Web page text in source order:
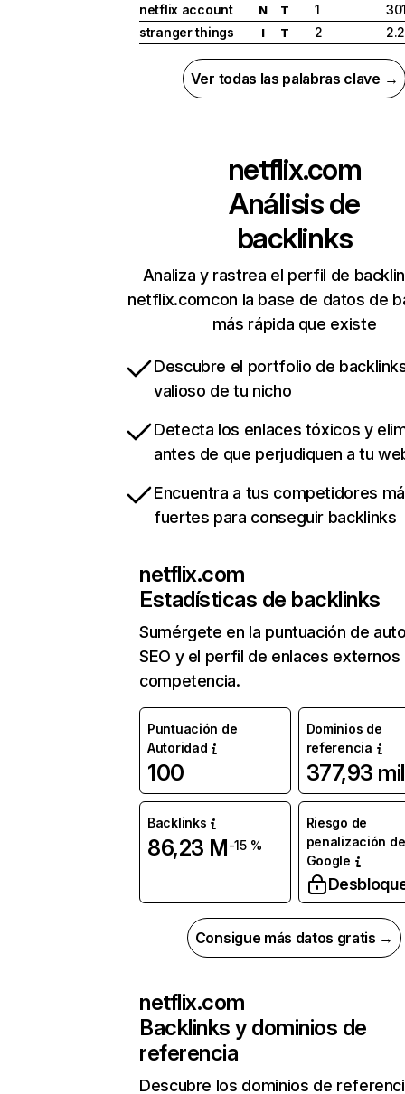
netflix account
N T 1
stranger things
I T 2
Ver todas las palabras clave →
netflix.com
Análisis de
backlinks
Analiza y rastrea el perfil de
netflix.comcon la base de datos de
más rápida que existe
Descubre el portfolio de
valioso de tu nicho
Detecta los enlaces tóxicos y
antes de que perjudiquen a tu
Encuentra a tus competidores
fuertes para conseguir backlinks
netflix.com
Estadísticas de backlinks
Sumérgete en la puntuación de
SEO y el perfil de enlaces externos
competencia.
Puntuación de
Autoridad
100
Dominios de
referencia
377,93 mil
Backlinks
86,23 M-15 %
Riesgo de
penalización de
Google
Consigue más datos gratis →
netflix.com
Backlinks y dominios de
referencia
Descubre los dominios de